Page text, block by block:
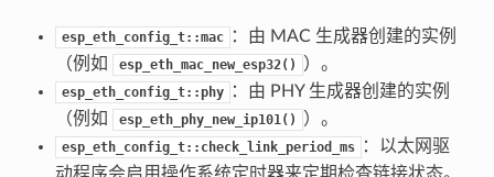
esp_eth_config_t::mac
：由 MAC 生成器创建的实例
（例如
esp_eth_mac_new_esp32() ）。
esp_eth_config_t::phy
：由 PHY 生成器创建的实例
（例如
esp_eth_phy_new_ip101() ）。
esp_eth_config_t::check_link_period_ms
：以太网驱